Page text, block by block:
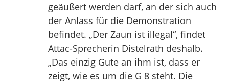
geäußert werden darf, an der sich auch
der Anlass für die Demonstration
befindet. „Der Zaun ist illegal“, findet
Attac-Sprecherin Distelrath deshalb.
„Das einzig Gute an ihm ist, dass er
zeigt, wie es um die G 8 steht. Die